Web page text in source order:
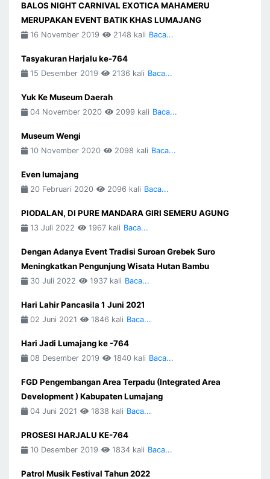
BALOS NIGHT CARNIVAL EXOTICA MAHAMERU
MERUPAKAN EVENT BATIK KHAS LUMAJANG
16 November 2019 2148 kali Baca...
Tasyakuran Harjalu ke-764
15 Desember 2019 2136 kali Baca...
Yuk Ke Museum Daerah
04 November 2020 2099 kali Baca...
Museum Wengi
10 November 2020 2098 kali Baca...
Even lumajang
20 Februari 2020 2096 kali Baca...
PIODALAN, DI PURE MANDARA GIRI SEMERU AGUNG
13 Juli 2022 1967 kali Baca...
Dengan Adanya Event Tradisi Suroan Grebek Suro
Meningkatkan Pengunjung Wisata Hutan Bambu
30 Juli 2022 1937 kali Baca...
Hari Lahir Pancasila 1 Juni 2021
02 Juni 2021 1846 kali Baca...
Hari Jadi Lumajang ke -764
08 Desember 2019 1840 kali Baca...
FGD Pengembangan Area Terpadu (Integrated Area
Development ) Kabupaten Lumajang
04 Juni 2021 1838 kali Baca...
PROSESI HARJALU KE-764
10 Desember 2019 1834 kali Baca...
Patrol Musik Festival Tahun 2022